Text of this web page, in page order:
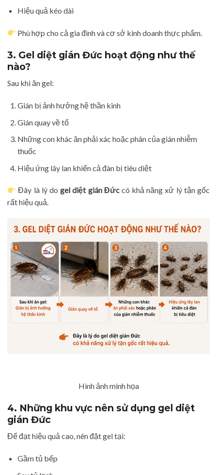
Hiệu quả kéo dài
Phù hợp cho cả gia đình và cơ sở kinh doanh thực phẩm.
3. Gel diệt gián Đức hoạt động như thế
nào?
Sau khi ăn gel:
Gián bị ảnh hưởng hệ thần kinh
Gián quay về tổ
Những con khác ăn phải xác hoặc phân của gián nhiễm
thuốc
Hiệu ứng lây lan khiến cả đàn bị tiêu diệt
Đây là lý dogel diệt gián Đứccó khả năng xử lý tận gốc
rất hiệu quả.
Hình ảnh minh họa
4. Những khu vực nên sử dụng gel diệt
gián Đức
Để đạt hiệu quả cao, nên đặt gel tại:
Gầm tủ bếp